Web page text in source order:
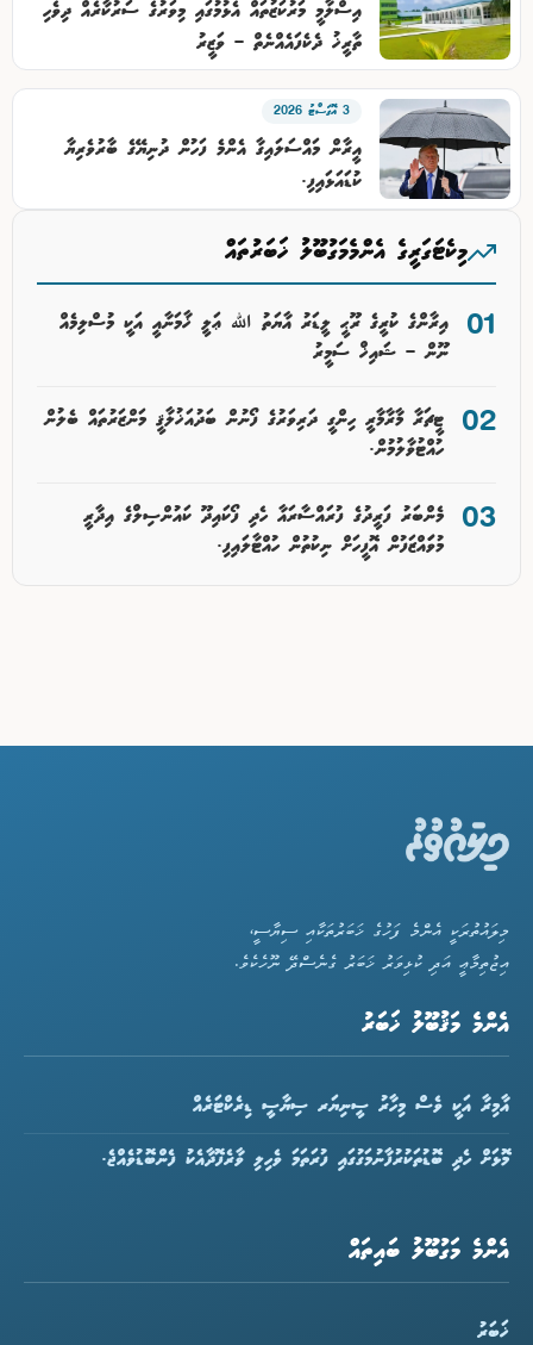
އިސްލާމީ މަރުކަޒުތައް އެޅުމުގައި މިވަރުގެ ސަރުކާރެއް ދިވެހި
ތާރީޚު ދެކެފައެއްނެތް – ވަޒީރު
3 އޮގަސްޓު 2026
އީރާން މައްސަލައިގާ އެންމެ ފަހުން ދުނިޔޭގެ ބާރުވެރިޔާ
ކުޑައަޅައިފި.
މިކެޓަގަރީގެ އެންމެމަގުބޫލު ޚަބަރުތައް
އިރާންގެ ކުރީގެ ރޫޙީ ލީޑަރު އާޔަތު ﷲ ޢަލީ ޚާމަނާއީ އަކީ މުސްލިމެއް
ނޫން – ޝައިޚް ސަމީރު
ޓީޗަރާ މާރާމާރީ ހިންގީ ދަރިވަރުގެ ފޯނުން ބަދުއަޚުލާޤީ މަންޒަރުތައް ބެލުން
ހުއްޓުވާލުމުން.
މެންބަރު ފަރީދުގެ ފުރައްސާރައާ ހެދި ފޯކައިދޫ ކައުންސިލްގެ އިދާރީ
މުވަައްޒަފުން އޮފީހަށް ނިކުތުން ހުއްޓާލައިފި.
މިލައުތުރަކީ އެންމެ ފަހުގެ ޚަބަރުތަކާއި ސިޔާސީ،
އިޖުތިމާޢީ އަދި ކުޅިވަރު ޚަބަރު ގެނެސްދޭ ނޫހެކެވެ.
އެންމެ މަޤުބޫލު ޚަބަރު
އާމިރާ އަކީ ވެސް މިހާރު ސީނިޔަރ ސިޔާސީ ޑިރެކްޓަރެއް
މޮޅަށް ހެދި ބޮޑުތަކުރުފާނުމަގުގައި ފުރަތަމަ ވެހިލި ވާރެފޮދާއެކު ފެންބޮޑުވެއްޖެ.
އެންމެ މަގުބޫލު ބައިތައް
ޚަބަރު